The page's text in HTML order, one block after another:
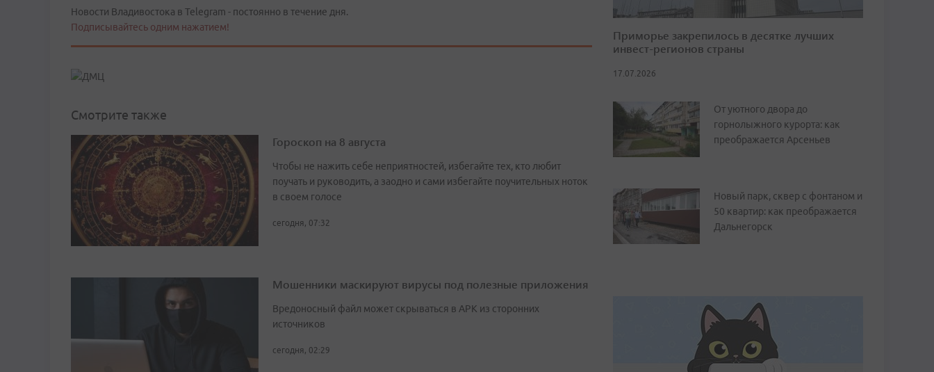
Новости Владивостока в Telegram - постоянно в течение дня.
Подписывайтесь одним нажатием!
Смотрите также
Гороскоп на 8 августа
Чтобы не нажить себе неприятностей, избегайте тех, кто любит
поучать и руководить, а заодно и сами избегайте поучительных ноток
в своем голосе
сегодня, 07:32
Мошенники маскируют вирусы под полезные приложения
Вредоносный файл может скрываться в APK из сторонних
источников
сегодня, 02:29
Приморье закрепилось в десятке лучших
инвест-регионов страны
17.07.2026
От уютного двора до
горнолыжного курорта: как
преображается Арсеньев
Новый парк, сквер с фонтаном и
50 квартир: как преображается
Дальнегорск